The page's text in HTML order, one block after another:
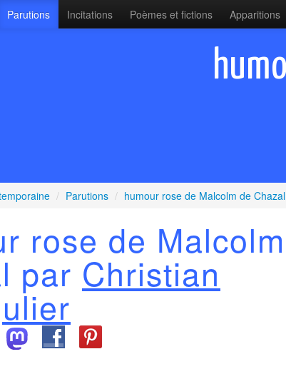
Parutions Incitations Poèmes et fictions Apparitions
/ Parutions / humour rose de Malcolm de
rose de
par Christian